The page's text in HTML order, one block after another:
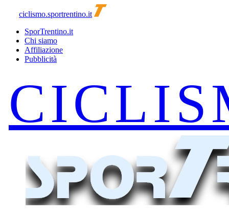
ciclismo.sportrentino.it
SporTrentino.it
Chi siamo
Affiliazione
Pubblicità